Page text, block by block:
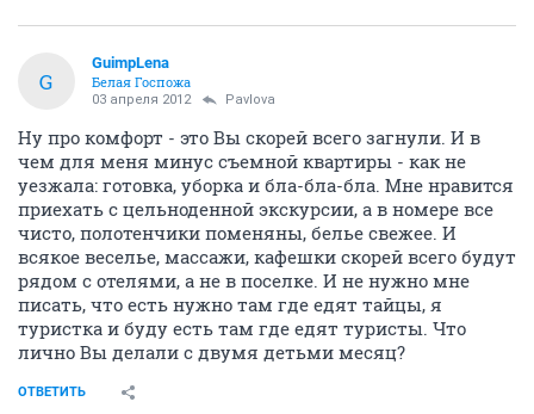
G
GuimpLena
Белая Госпожа
03 апреля 2012 Pavlova
Ну про комфорт - это Вы скорей всего загнули. И в
чем для меня минус съемной квартиры - как не
уезжала: готовка, уборка и бла-бла-бла. Мне нравится
приехать с цельноденной экскурсии, а в номере все
чисто, полотенчики поменяны, белье свежее. И
всякое веселье, массажи, кафешки скорей всего будут
рядом с отелями, а не в поселке. И не нужно мне
писать, что есть нужно там где едят тайцы, я
туристка и буду есть там где едят туристы. Что
лично Вы делали с двумя детьми месяц?
ОТВЕТИТЬ